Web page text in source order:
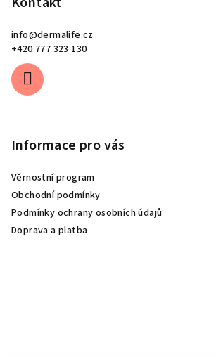
info@dermalife.cz
+420 777 323 130
Informace pro vás
Věrnostní program
Obchodní podmínky
Podmínky ochrany osobních údajů
Doprava a platba